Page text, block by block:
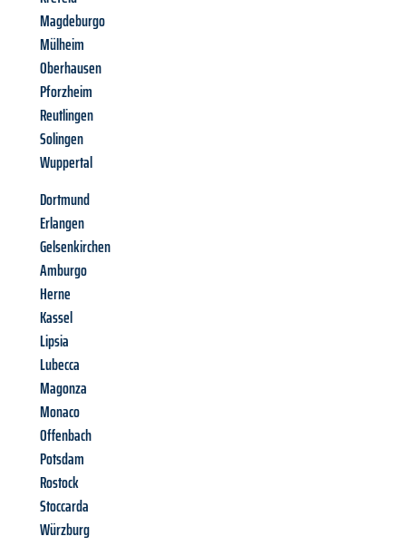
Magdeburgo
Mülheim
Oberhausen
Pforzheim
Reutlingen
Solingen
Wuppertal
Dortmund
Erlangen
Gelsenkirchen
Amburgo
Herne
Kassel
Lipsia
Lubecca
Magonza
Monaco
Offenbach
Potsdam
Rostock
Stoccarda
Würzburg